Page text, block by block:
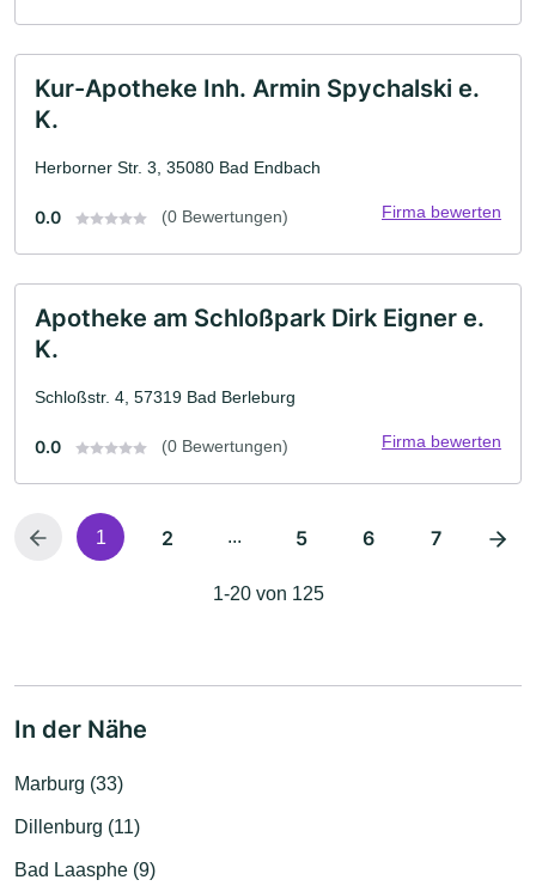
Kur-Apotheke Inh. Armin Spychalski e.
K.
Herborner Str. 3, 35080 Bad Endbach
0.0 (0 Bewertungen) Firma bewerten
Apotheke am Schloßpark Dirk Eigner e.
K.
Schloßstr. 4, 57319 Bad Berleburg
0.0 (0 Bewertungen) Firma bewerten
1 2 ... 5 6 7
1-20 von 125
In der Nähe
Marburg (33)
Dillenburg (11)
Bad Laasphe (9)